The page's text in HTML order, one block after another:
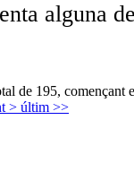
alguna
de 195, començant
> últim >>